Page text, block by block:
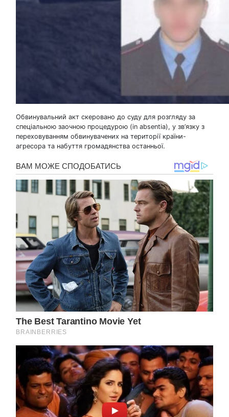
Обвинувальний акт скеровано до суду для розгляду за
спеціальною заочною процедурою (in absentia), у зв’язку з
переховуванням обвинувачених на території країни-
агресора та набуття громадянства останньої.